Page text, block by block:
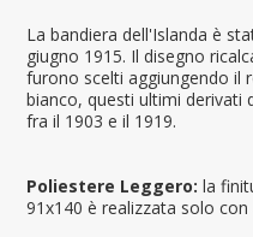
La bandiera dell'Islanda è
giugno 1915. Il disegno
furono scelti aggiungendo il
bianco, questi ultimi derivati
fra il 1903 e il 1919.
Poliestere Leggero: la
91x140 è realizzata solo con